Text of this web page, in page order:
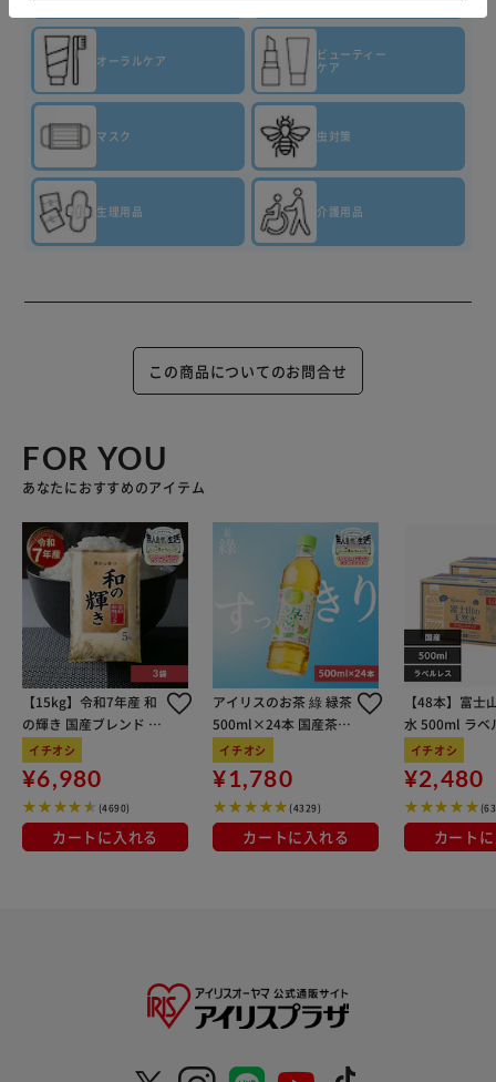
オーラルケア
ビューティー
ケア
マスク 虫対策
生理用品 介護用品
この商品についてのお問合せ
FOR YOU
あなたにおすすめのアイテム
【15kg】令和7年産 和
の輝き 国産ブレンド 5
kg×3袋
イチオシ
¥6,980
(4690)
カートに入れる
アイリスのお茶 綠 緑茶
500ml×24本 国産茶葉
100％使用
イチオシ
¥1,780
(4329)
カートに入れる
【48本】富士
水 500ml ラベ
イチオシ
¥2,480
カート